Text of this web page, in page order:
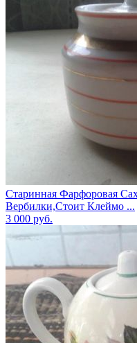
Старинная Фарфоровая
Вербилки,Стоит Клеймо ...
3 000 руб.